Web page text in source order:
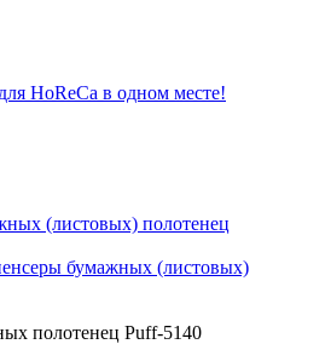
HoReCa в одном месте!
(листовых) полотенец
бумажных (листовых)
полотенец Puff-5140